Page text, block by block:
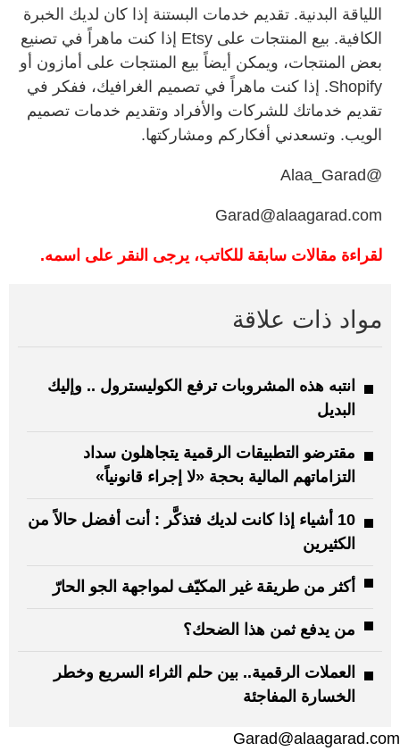
اللياقة البدنية. تقديم خدمات البستنة إذا كان لديك الخبرة
الكافية. بيع المنتجات على Etsy إذا كنت ماهراً في تصنيع
بعض المنتجات، ويمكن أيضاً بيع المنتجات على أمازون أو
Shopify. إذا كنت ماهراً في تصميم الغرافيك، ففكر في
تقديم خدماتك للشركات والأفراد وتقديم خدمات تصميم
الويب. وتسعدني أفكاركم ومشاركتها.
@Alaa_Garad
Garad@alaagarad.com
لقراءة مقالات سابقة للكاتب، يرجى النقر على اسمه.
مواد ذات علاقة
انتبه هذه المشروبات ترفع الكوليسترول .. وإليك
البديل
مقترضو التطبيقات الرقمية يتجاهلون سداد
التزاماتهم المالية بحجة «لا إجراء قانونياً»
10 أشياء إذا كانت لديك فتذكَّر : أنت أفضل حالاً من
الكثيرين
أكثر من طريقة غير المكيّف لمواجهة الجو الحارّ
من يدفع ثمن هذا الضحك؟
العملات الرقمية.. بين حلم الثراء السريع وخطر
الخسارة المفاجئة
Garad@alaagarad.com